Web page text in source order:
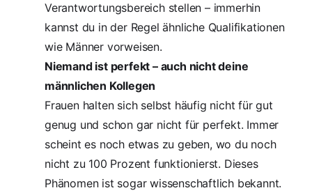
Verantwortungsbereich stellen – immerhin
kannst du in der Regel ähnliche Qualifikationen
wie Männer vorweisen.
Niemand ist perfekt – auch nicht deine
männlichen Kollegen
Frauen halten sich selbst häufig nicht für gut
genug und schon gar nicht für perfekt. Immer
scheint es noch etwas zu geben, wo du noch
nicht zu 100 Prozent funktionierst. Dieses
Phänomen ist sogar wissenschaftlich bekannt.